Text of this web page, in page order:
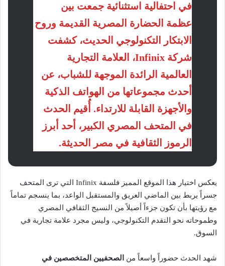
في احتفالية استثنائية جمعت بين
عظمة الحضارة المصرية القديمة وروح
الابتكار التكنولوجي الحديث، كشفت
شركة Infinix، العلامة التجارية
العالمية الرائدة الموجهة للشباب، عن
أحدث مجموعاتها من الهواتف الذكية
والأجهزة القابلة للارتداء. أُقيم الحدث
في المتحف المصري الكبير، أحد أبرز
الرموز الثقافية في مصر الحديثة.
يعكس اختيار هذا الموقع المميز فلسفة Infinix التي ترى المتحف
جسراً يربط بين الماضي العريق والمستقبل الواعد، بما ينسجم تماماً
مع رؤيتها بأن تكون جزءاً أصيلاً من النسيج الثقافي المصري
وطموحاته نحو التقدم التكنولوجي، وليس مجرد علامة تجارية في
السوق.
شهد الحدث حضوراً واسعاً من
الصحفيين المتخصصين في